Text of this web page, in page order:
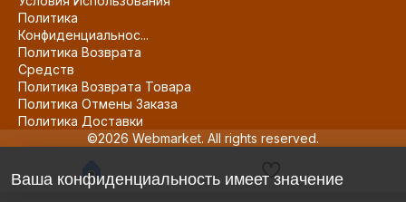
Политика
Конфиденциальнос...
Политика Возврата
Средств
Политика Возврата Товара
Политика Отмены Заказа
Политика Доставки
©2026 Webmarket. All rights reserved.
Ваша конфиденциальность имеет значение